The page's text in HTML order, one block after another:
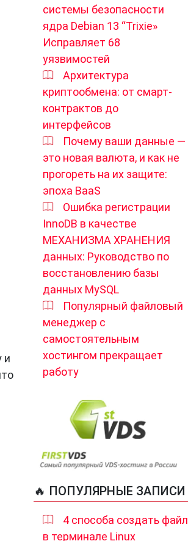
и
системы безопасности
ядра Debian 13 “Trixie»
Исправляет 68
уязвимостей
Архитектура
криптообмена: от смарт-
контрактов до
интерфейсов
Почему ваши данные —
это новая валюта, и как не
прогореть на их защите:
эпоха BaaS
Ошибка регистрации
InnoDB в качестве
МЕХАНИЗМА ХРАНЕНИЯ
данных: Руководство по
восстановлению базы
данных MySQL
Популярный файловый
менеджер с
самостоятельным
хостингом прекращает
работу
🔥 ПОПУЛЯРНЫЕ ЗАПИСИ
4 способа создать файл
в терминале Linux